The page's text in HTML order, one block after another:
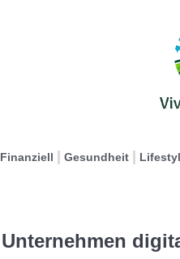
Finanziell Gesundheit
Unternehmen